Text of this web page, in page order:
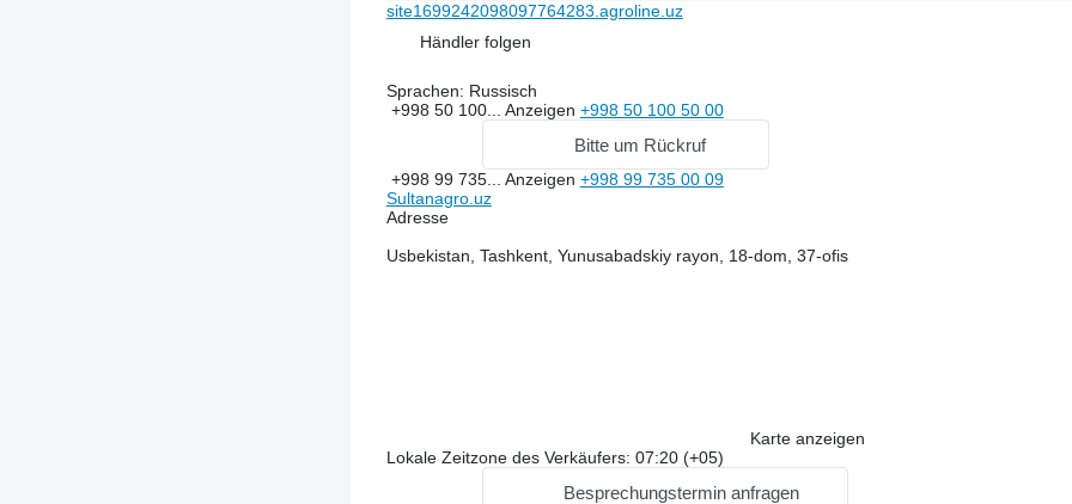
site1699242098097764283.agroline.uz
Händler folgen
Sprachen: Russisch
+998 50 100... Anzeigen +998 50 100 50 00
Bitte um Rückruf
+998 99 735... Anzeigen +998 99 735 00 09
Sultanagro.uz
Adresse
Usbekistan, Tashkent, Yunusabadskiy rayon, 18-dom, 37-ofis
Karte anzeigen
Lokale Zeitzone des Verkäufers: 07:20 (+05)
Besprechungstermin anfragen